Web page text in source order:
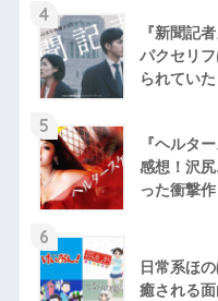
4
『新聞記
パクセリ
られていた
5
『ヘルタ
感想！沢
った衝撃作
6
日常系ほ
癒される